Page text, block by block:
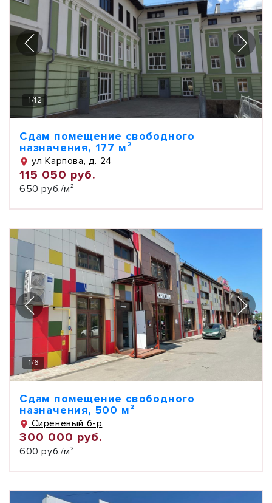
1/12
Сдам помещение свободного
назначения, 177 м²
ул Карпова, д. 24
115 050 руб.
650 руб./м²
1/6
Сдам помещение свободного
назначения, 500 м²
Сиреневый б-р
300 000 руб.
600 руб./м²